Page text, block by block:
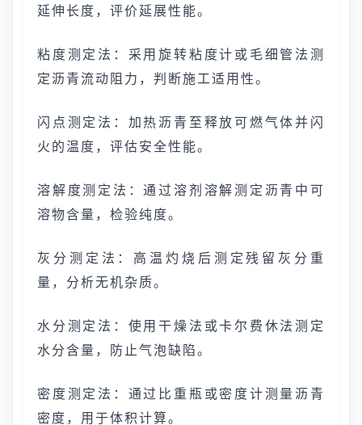
延伸长度，评价延展性能。
粘度测定法：采用旋转粘度计或毛细管法测
定沥青流动阻力，判断施工适用性。
闪点测定法：加热沥青至释放可燃气体并闪
火的温度，评估安全性能。
溶解度测定法：通过溶剂溶解测定沥青中可
溶物含量，检验纯度。
灰分测定法：高温灼烧后测定残留灰分重
量，分析无机杂质。
水分测定法：使用干燥法或卡尔费休法测定
水分含量，防止气泡缺陷。
密度测定法：通过比重瓶或密度计测量沥青
密度，用于体积计算。